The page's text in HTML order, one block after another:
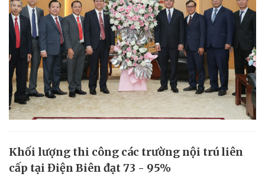
Khối lượng thi công các trường nội trú liên
cấp tại Điện Biên đạt 73 - 95%